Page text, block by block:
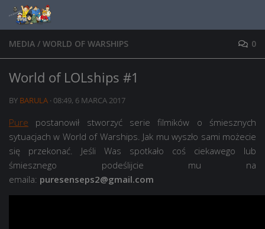
Skip to content
MEDIA / WORLD OF WARSHIPS 0
World of LOLships #1
BY BARULA · 08:49, 6 MARCA 2017
Pure postanowił stworzyć serie filmików o śmiesznych
sytuacjach w World of Warships. Jak mu wyszło sami możecie
się przekonać. Jeśli Was spotkało coś ciekawego lub
śmiesznego podeślijcie mu na
emaila: puresenseps2@gmail.com